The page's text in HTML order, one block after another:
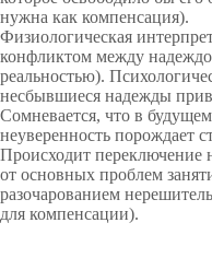
нужна как компенсация).
Физиологическая
конфликтом между
реальностью).
несбывшиеся надежды
Сомневается, что в
неуверенность порождает
Происходит переключение
от основных проблем
разочарованием
для компенсации).